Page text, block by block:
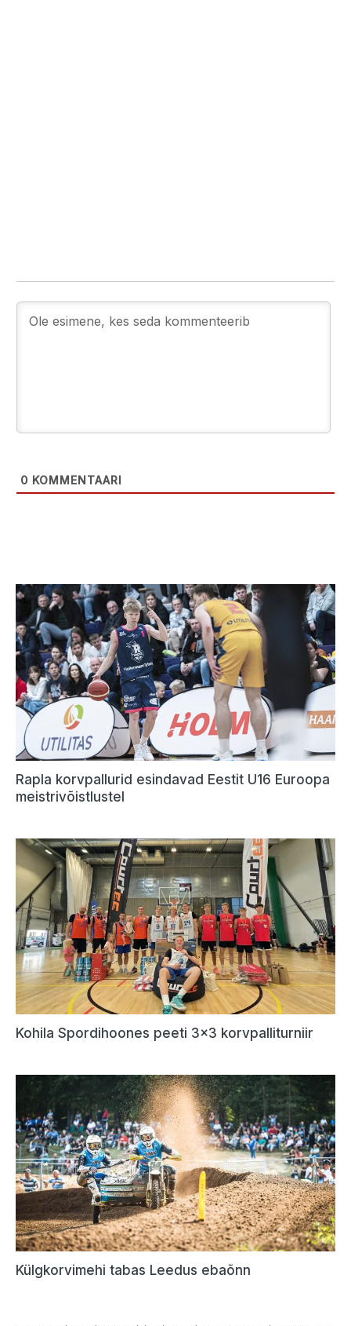
0 KOMMENTAARI
Rapla korvpallurid esindavad Eestit U16 Euroopa
meistrivõistlustel
Kohila Spordihoones peeti 3×3 korvpalliturniir
Külgkorvimehi tabas Leedus ebaõnn